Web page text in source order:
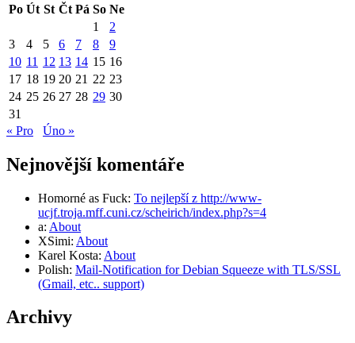
Po Út St Čt Pá So Ne
1
2
3
4 5 6 7 8
9
10 11 12 13 14 15 16
17 18 19 20 21 22 23
24 25 26 27 28 29 30
31
« Pro
Úno »
Nejnovější komentáře
Homorné as Fuck: To nejlepší z http://www-
ucjf.troja.mff.cuni.cz/scheirich/index.php?s=4
a: About
XSimi: About
Karel Kosta: About
Polish: Mail-Notification for Debian Squeeze with TLS/SSL
(Gmail, etc.. support)
Archivy